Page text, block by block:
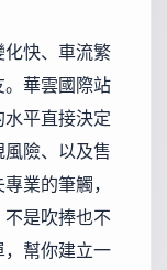
快、車流繁
華雲國際站
平直接決定
險、以及售
業的筆觸，
是吹捧也不
幫你建立一